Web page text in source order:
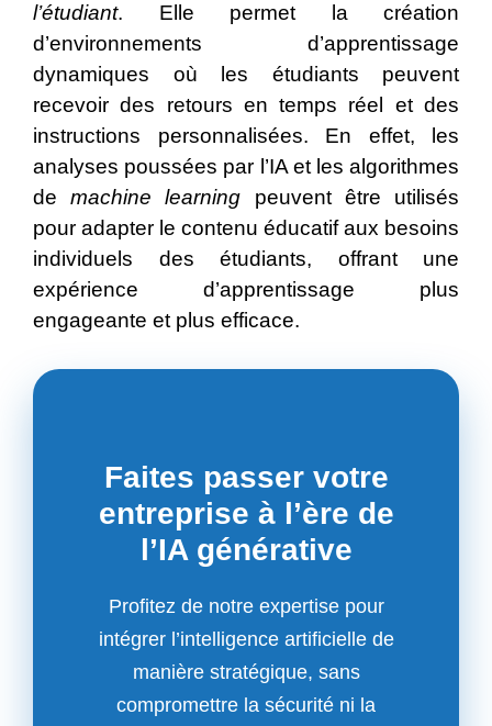
l’étudiant. Elle permet la création
d’environnements d’apprentissage
dynamiques où les étudiants peuvent
recevoir des retours en temps réel et des
instructions personnalisées. En effet, les
analyses poussées par l’IA et les algorithmes
demachine learning peuvent être utilisés
pour adapter le contenu éducatif aux besoins
individuels des étudiants, offrant une
expérience d’apprentissage plus
engageante et plus efficace.
Faites passer votre
entreprise à l’ère de
l’IA générative
Profitez de notre expertise pour
intégrer l’intelligence artificielle de
manière stratégique, sans
compromettre la sécurité ni la